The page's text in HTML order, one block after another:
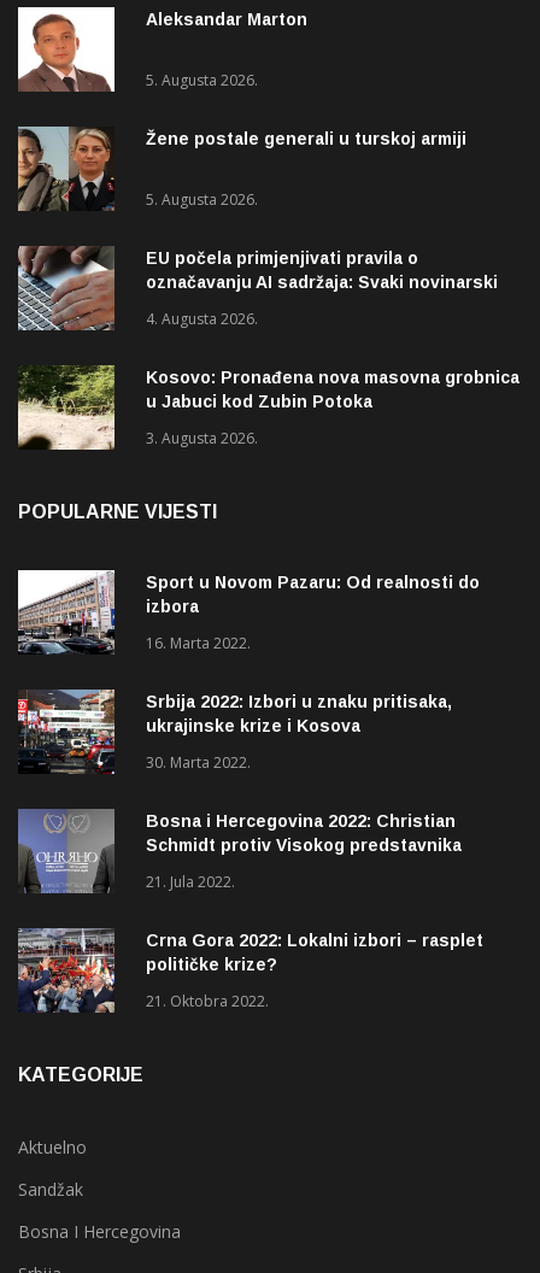
Aleksandar Marton
5. Augusta 2026.
Žene postale generali u turskoj armiji
5. Augusta 2026.
EU počela primjenjivati pravila o
označavanju AI sadržaja: Svaki novinarski
4. Augusta 2026.
Kosovo: Pronađena nova masovna grobnica
u Jabuci kod Zubin Potoka
3. Augusta 2026.
POPULARNE VIJESTI
Sport u Novom Pazaru: Od realnosti do
izbora
16. Marta 2022.
Srbija 2022: Izbori u znaku pritisaka,
ukrajinske krize i Kosova
30. Marta 2022.
Bosna i Hercegovina 2022: Christian
Schmidt protiv Visokog predstavnika
21. Jula 2022.
Crna Gora 2022: Lokalni izbori – rasplet
političke krize?
21. Oktobra 2022.
KATEGORIJE
Aktuelno
Sandžak
Bosna I Hercegovina